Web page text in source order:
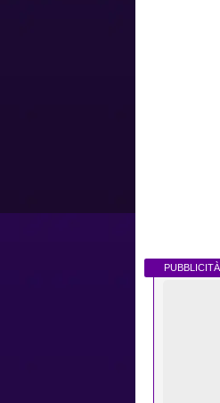
PUBBLICITÀ